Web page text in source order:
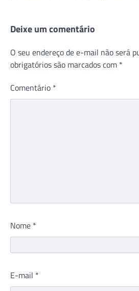
Deixe um comentário
O seu endereço de e-mail não será
obrigatórios são marcados com *
Comentário *
Nome *
E-mail *